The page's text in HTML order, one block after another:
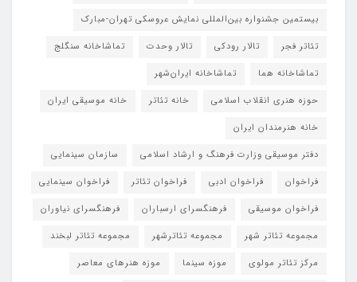
بیستمین جشنواره بین‌المللی نمایش عروسکی تهران-مبارک
تئاتر فجر
تالار رودکی تالار وحدت
تماشاخانه سنگلج
تماشاخانه هما
تماشاخانه‌ ایران‌شهر
حوزه هنری انقلاب اسلامی
خانه تئاتر
خانه موسیقی ایران
خانه هنرمندان ایران
دفتر موسیقی وزارت فرهنگ و ارشاد اسلامی
سازمان سینمایی
فراخوان
فراخوان ادبی فراخوان تئاتر
فراخوان سینمایی
فراخوان موسیقی
فرهنگسرای ارسباران
فرهنگسرای نیاوران
مجموعه تئاتر شهر
مجموعه تئاترشهر
مجموعه تئاتر لبخند
مرکز تئاتر مولوی
موزه سینما
موزه هنرهای معاصر